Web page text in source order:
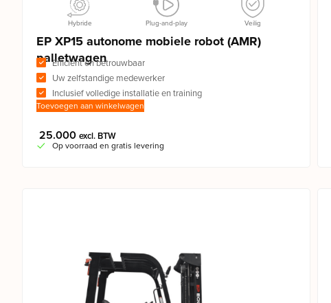
Hybride Plug-and-play Veilig
EP XP15 autonome mobiele robot (AMR)
palletwagen
Efficiënt en betrouwbaar
Uw zelfstandige medewerker
Inclusief volledige installatie en training
Toevoegen aan winkelwagen
25.000 excl. BTW
Op voorraad en gratis levering